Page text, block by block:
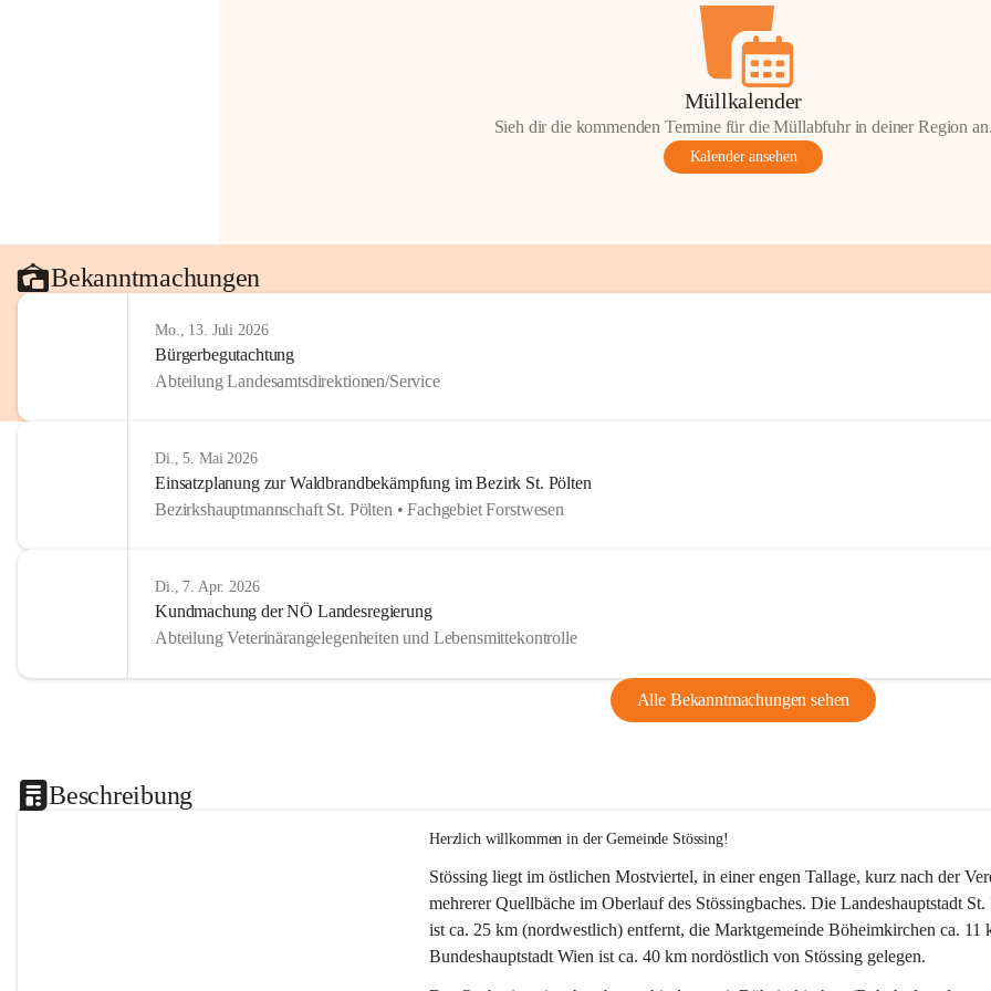
Müllkalender
Sieh dir die kommenden Termine für die Müllabfuhr in deiner Region
Kalender ansehen
Bekanntmachungen
Mo., 13. Juli 2026
Bürgerbegutachtung
Abteilung Landesamtsdirektionen/Service
Di., 5. Mai 2026
Einsatzplanung zur Waldbrandbekämpfung im Bezirk St. Pölten
Bezirkshauptmannschaft St. Pölten • Fachgebiet Forstwesen
Di., 7. Apr. 2026
Kundmachung der NÖ Landesregierung
Abteilung Veterinärangelegenheiten und Lebensmittekontrolle
Alle Bekanntmachungen sehen
Beschreibung
Herzlich willkommen in der Gemeinde Stössing!
Stössing liegt im östlichen Mostviertel, in einer engen Tallage, kurz nach der
mehrerer Quellbäche im Oberlauf des Stössingbaches. Die Landeshauptstadt
ist ca. 25 km (nordwestlich) entfernt, die Marktgemeinde Böheimkirchen ca.
Bundeshauptstadt Wien ist ca. 40 km nordöstlich von Stössing gelegen.